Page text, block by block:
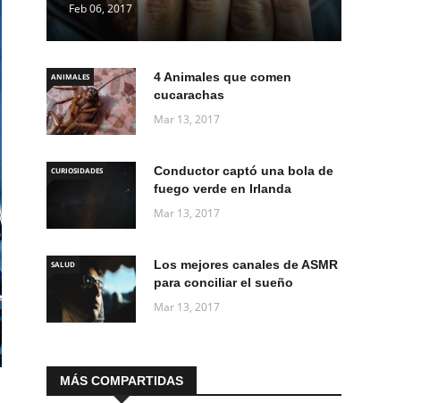
Feb 06, 2017
ANIMALES
4 Animales que comen
cucarachas
Mar 13, 2017
CURIOSIDADES
Conductor captó una bola de
fuego verde en Irlanda
Mar 13, 2017
SALUD
Los mejores canales de ASMR
para conciliar el sueño
Mar 13, 2017
MÁS COMPARTIDAS